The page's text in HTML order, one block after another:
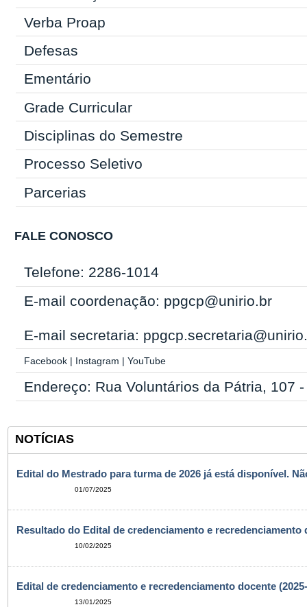
Verba Proap
Defesas
Ementário
Grade Curricular
Disciplinas do Semestre
Processo Seletivo
Parcerias
FALE CONOSCO
Telefone: 2286-1014
E-mail coordenação: ppgcp@unirio.br
E-mail secretaria:
Facebook| Instagram | YouTube
Endereço: Rua Voluntários da Pátria, 107
NOTÍCIAS
Edital do Mestrado para turma de 2026 já está disponível.
01/07/2025
Resultado do Edital de credenciamento e recredenciamento
10/02/2025
Edital de credenciamento e recredenciamento docente
13/01/2025